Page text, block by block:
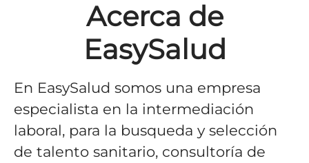
Acerca de
EasySalud
En EasySalud somos una empresa
especialista en la intermediación
laboral, para la busqueda y selección
de talento sanitario, consultoría de